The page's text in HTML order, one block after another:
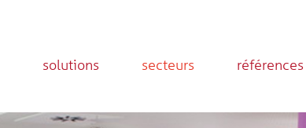
solutions secteurs
références